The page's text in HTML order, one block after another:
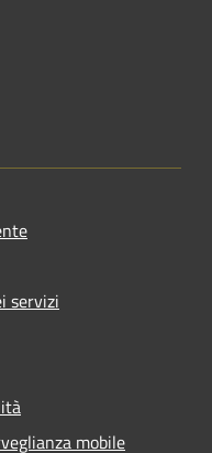
servizi
mobile